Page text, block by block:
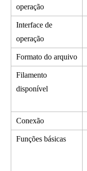
operação
Interface de
operação
Formato do arquivo
Filamento
disponível
Conexão
Funções básicas